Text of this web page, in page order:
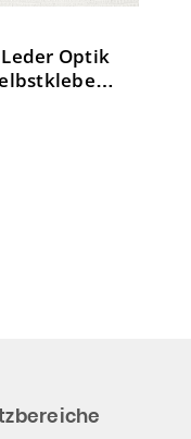
Optik